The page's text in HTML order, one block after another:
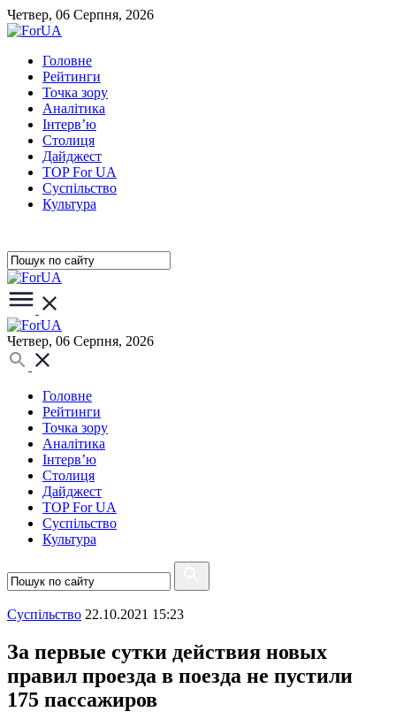
Четвер, 06 Серпня, 2026
Головне
Рейтинги
Точка зору
Аналітика
Інтерв’ю
Столиця
Дайджест
TOP For UA
Суспiльство
Культура
Четвер, 06 Серпня, 2026
Головне
Рейтинги
Точка зору
Аналітика
Інтерв’ю
Столиця
Дайджест
TOP For UA
Суспiльство
Культура
Суспiльство 22.10.2021 15:23
За первые сутки действия новых
правил проезда в поезда не пустили
175 пассажиров